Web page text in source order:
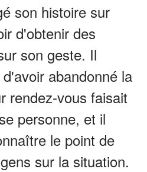
son histoire sur
d'obtenir des
son geste. Il
abandonné la
rendez-vous faisait
personne, et il
le point de
sur la situation.